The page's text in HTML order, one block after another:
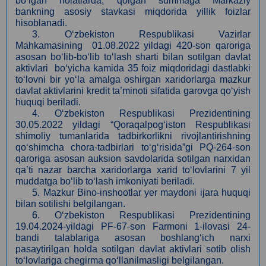
bankning asosiy stavkasi miqdorida yillik foizlar
hisoblanadi.
3. O‘zbekiston Respublikasi Vazirlar
Mahkamasining 01.08.2022 yildagi 420-son qaroriga
asosan bo‘lib-bo‘lib to‘lash sharti bilan sotilgan davlat
aktivlari bo‘yicha kamida 35 foiz miqdoridagi dastlabki
to‘lovni bir yo‘la amalga oshirgan xaridorlarga mazkur
davlat aktivlarini kredit ta’minoti sifatida garovga qo‘yish
huquqi beriladi.
4. O‘zbekiston Respublikasi Prezidentining
30.05.2022 yildagi “Qoraqalpog‘iston Respublikasi
shimoliy tumanlarida tadbirkorlikni rivojlantirishning
qo‘shimcha chora-tadbirlari to‘g‘risida”gi PQ-264-son
qaroriga asosan auksion savdolarida sotilgan narxidan
qa’ti nazar barcha xaridorlarga xarid to‘lovlarini 7 yil
muddatga bo‘lib to‘lash imkoniyati beriladi.
5. Mazkur Bino-inshootlar yer maydoni ijara huquqi
bilan sotilishi belgilangan.
6. O‘zbekiston Respublikasi Prezidentining
19.04.2024-yildagi PF-67-son Farmoni 1-ilovasi 24-
bandi talablariga asosan boshlang‘ich narxi
pasaytirilgan holda sotilgan davlat aktivlari sotib olish
to‘lovlariga chegirma qo‘llanilmasligi belgilangan.